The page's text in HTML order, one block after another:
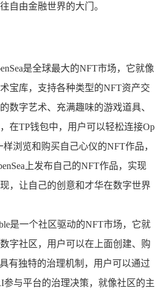
自由金融世界的大门。
是全球最大的NFT市场，它就像
宝库，支持各种类型的NFT资产交
数字艺术、充满趣味的游戏道具、
在TP钱包中，用户可以轻松连接Op
样浏览和购买自己心仪的NFT作品，
上发布自己的NFT作品，实现
，让自己的创意和才华在数字世界
是一个社区驱动的NFT市场，它就
字社区，用户可以在上面创建、购
有独特的治理机制，用户可以通过
参与平台的治理决策，就像社区的主